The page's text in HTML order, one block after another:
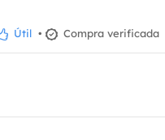
Útil • Compra verificada